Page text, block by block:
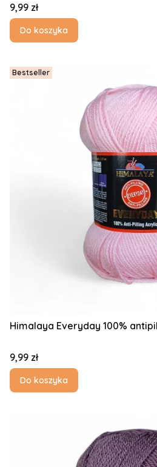
Cena
9,99 zł
Do koszyka
Bestseller
Himalaya Everyday 100%
Cena
9,99 zł
Do koszyka